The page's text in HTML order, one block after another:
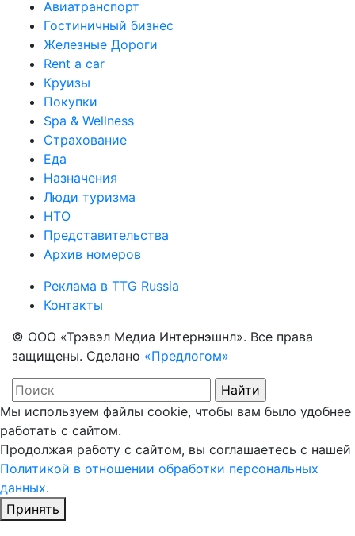
Авиатранспорт
Гостиничный бизнес
Железные Дороги
Rent a car
Круизы
Покупки
Spa & Wellness
Страхование
Еда
Назначения
Люди туризма
НТО
Представительства
Архив номеров
Реклама в TTG Russia
Контакты
© ООО «Трэвэл Медиа Интернэшнл». Все права
защищены. Сделано «Предлогом»
Мы используем файлы cookie, чтобы вам было удобнее
работать с сайтом.
Продолжая работу с сайтом, вы соглашаетесь с нашей
Политикой в отношении обработки персональных
данных.
Принять